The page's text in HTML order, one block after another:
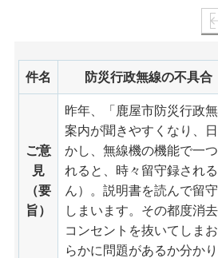
件名 防災行政無線の不具
ご意
見
（要
旨）
昨年、「鹿屋市防災行政
案内が聞きやすくなり、
かし、無線機の機能で一
れると、時々留守録され
ん）。説明書を読んで留
しまいます。その都度消
コンセントを抜いてしま
らかに問題があるか分か